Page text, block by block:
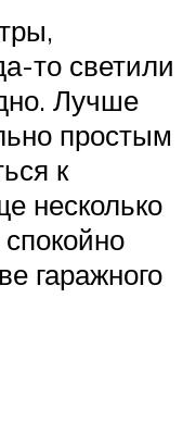
то светили
Лучше
простым
к
несколько
гаражного